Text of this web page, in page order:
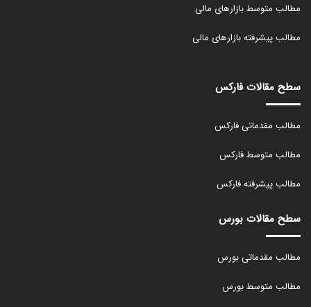
مطالب متوسط بازارهای مالی
مطالب پیشرفته بازارهای مالی
سطح مقالات فارکس
مطالب مقدماتی فارکس
مطالب متوسط فارکس
مطالب پیشرفته فارکس
سطح مقالات بورس
مطالب مقدماتی بورس
مطالب متوسط بورس